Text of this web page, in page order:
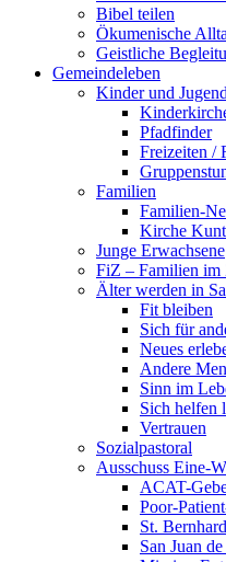
Bibel teilen
Ökumenische
Geistliche
Gemeindeleben
Kinder und
Pfadfinder
Freizeiten /
Familien
Familien-
Kirche
Junge Erwachsene
FiZ – Familien im
Älter werden in
Fit bleiben
Sich für
Neues
Andere
Sinn im
Sich helfen
Vertrauen
Sozialpastoral
Ausschuss Eine-
ACAT-
Poor-
St.
San Juan